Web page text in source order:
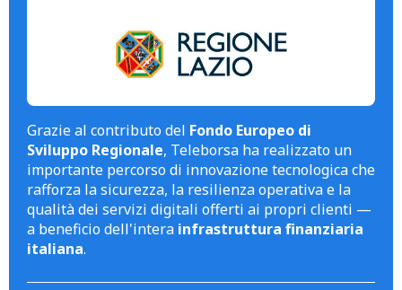
Grazie al contributo del Fondo Europeo di
Sviluppo Regionale, Teleborsa ha realizzato un
importante percorso di innovazione tecnologica che
rafforza la sicurezza, la resilienza operativa e la
qualità dei servizi digitali offerti ai propri clienti —
a beneficio dell'intera infrastruttura finanziaria
italiana.